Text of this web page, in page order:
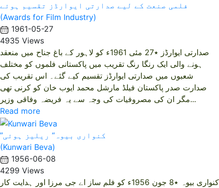
فلمی صنعت کے لیے صدارتی ایوارڈز تقسیم ہوئے
(Awards for Film Industry)
1961-05-27
4935 Views
صدارتی ایوارڈز ٭27 مئی 1961ء کو لاہور کے باغ جناح میں منعقد
ہونے والی ایک رنگا رنگ تقریب میں پاکستانی فلموں کو مختلف
شعبوں میں صدارتی ایوارڈز تقسیم کیے گئے۔ اس تقریب کی
صدارت صدر پاکستان فیلڈ مارشل محمد ایوب خان کو کرنی تھی
مگر ان کی مصروفیات کی وجہ سے یہ فریضہ وفاقی وزیر...
Read more
’’کنواری بیوہ‘‘ ریلیز ہوئی
(Kunwari Beva)
1956-06-08
4299 Views
کنواری بیوہ ٭8 جون 1956ء کو فلم ساز اے جی مرزا اور ہدایت کار